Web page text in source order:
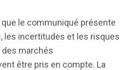
le communiqué présente
les incertitudes et les risques
marchés
être pris en compte. La